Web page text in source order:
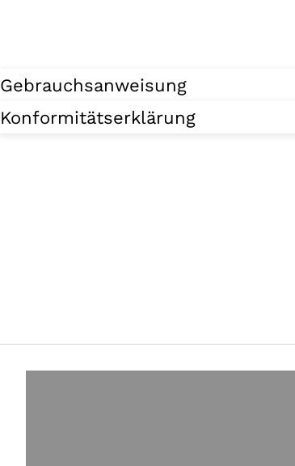
Gebrauchsanweisung
Konformitätserklärung